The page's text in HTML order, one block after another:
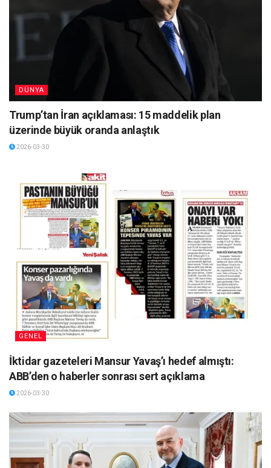
DÜNYA
Trump’tan İran açıklaması: 15 maddelik plan
üzerinde büyük oranda anlaştık
2026-03-30
GENEL
İktidar gazeteleri Mansur Yavaş’ı hedef almıştı:
ABB’den o haberler sonrası sert açıklama
2026-03-30